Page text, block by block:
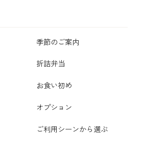
季節のご案内
折詰弁当
お食い初め
オプション
ご利用シーンから選ぶ